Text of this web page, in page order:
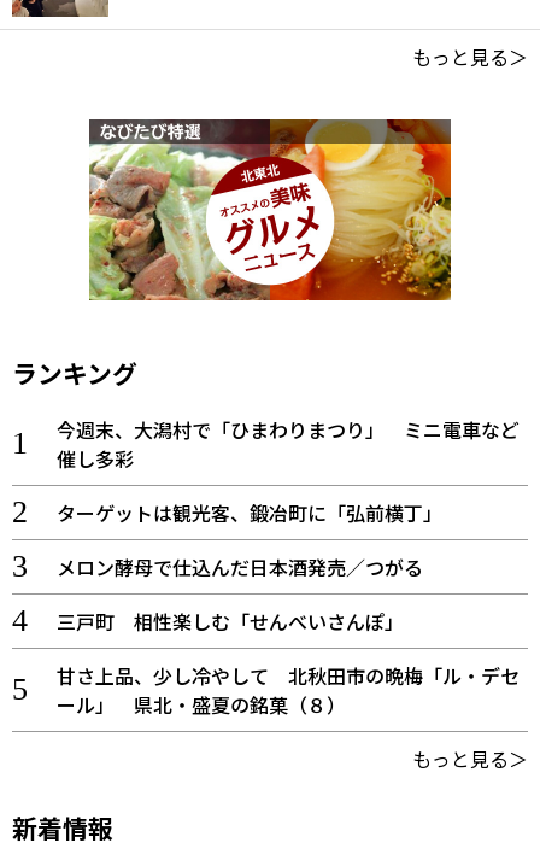
もっと見る＞
ランキング
今週末、大潟村で「ひまわりまつり」 ミニ電車など
催し多彩
ターゲットは観光客、鍛冶町に「弘前横丁」
メロン酵母で仕込んだ日本酒発売／つがる
三戸町 相性楽しむ「せんべいさんぽ」
甘さ上品、少し冷やして 北秋田市の晩梅「ル・デセ
ール」 県北・盛夏の銘菓（８）
もっと見る＞
新着情報